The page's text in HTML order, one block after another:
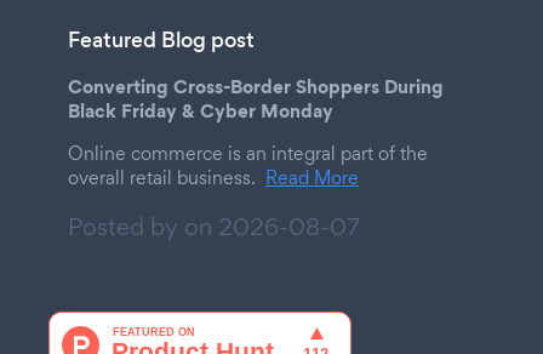
Featured Blog post
Converting Cross-Border Shoppers During
Black Friday & Cyber Monday
Online commerce is an integral part of the
overall retail business. Read More
Posted by on 2026-08-07